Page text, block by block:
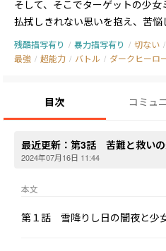
そして、そこでターゲットの少女
払拭しきれない思いを抱え、苦
ことを迷い、何とかミーアを逃
しかし、その直後、ナノマシンの
来るのか？
そして、銃を向けられたミーアの
残酷描写有り / 暴力描写有り / 切ない /
最強 / 超能力 / バトル / ダークヒーロ
目次 コミュ
最近更新： 第3話 苦難と救い
2024年07月16日 11:44
本文
第１話 雪降りし日の闇夜と少